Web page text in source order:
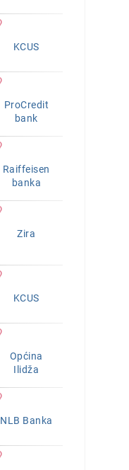
KCUS
ProCredit
bank
Raiffeisen
banka
Zira
KCUS
Općina
Ilidža
NLB Banka